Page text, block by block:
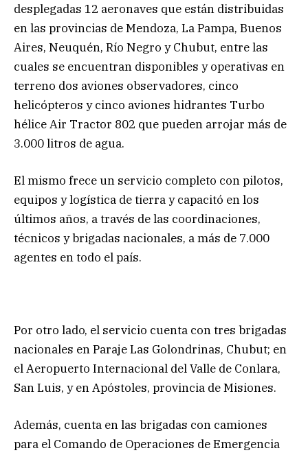
desplegadas 12 aeronaves que están distribuidas
en las provincias de Mendoza, La Pampa, Buenos
Aires, Neuquén, Río Negro y Chubut, entre las
cuales se encuentran disponibles y operativas en
terreno dos aviones observadores, cinco
helicópteros y cinco aviones hidrantes Turbo
hélice Air Tractor 802 que pueden arrojar más de
3.000 litros de agua.
El mismo frece un servicio completo con pilotos,
equipos y logística de tierra y capacitó en los
últimos años, a través de las coordinaciones,
técnicos y brigadas nacionales, a más de 7.000
agentes en todo el país.
Por otro lado, el servicio cuenta con tres brigadas
nacionales en Paraje Las Golondrinas, Chubut; en
el Aeropuerto Internacional del Valle de Conlara,
San Luis, y en Apóstoles, provincia de Misiones.
Además, cuenta en las brigadas con camiones
para el Comando de Operaciones de Emergencia